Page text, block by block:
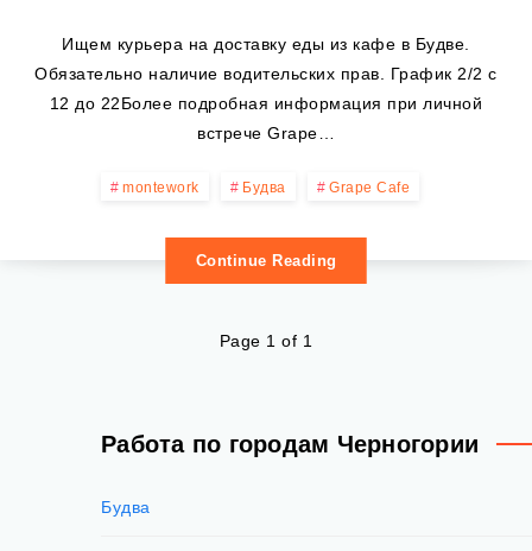
Ищем курьера на доставку еды из кафе в Будве.
Обязательно наличие водительских прав. График 2/2 с
12 до 22Более подробная информация при личной
встрече Grape…
montework Будва Grape Cafe
Continue Reading
Page 1 of 1
Работа по городам Черногории
Будва